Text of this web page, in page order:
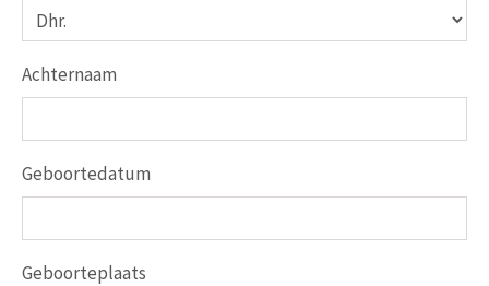
Achternaam
Geboortedatum
Geboorteplaats